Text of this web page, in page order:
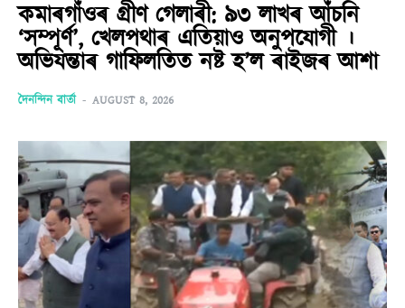
কমাৰগাঁওৰ গ্ৰীণ গেলাৰী: ৯৩ লাখৰ আঁচনি
‘সম্পূৰ্ণ’, খেলপথাৰ এতিয়াও অনুপযোগী ।
অভিযন্তাৰ গাফিলতিত নষ্ট হ’ল ৰাইজৰ আশা
দৈনন্দিন বাৰ্তা - AUGUST 8, 2026